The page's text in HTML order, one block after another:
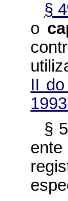
§
o
II do
1993
§
ente